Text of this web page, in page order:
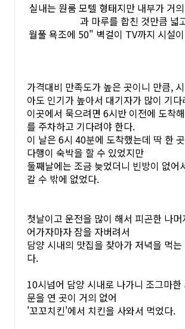
실내는 원룸 모텔 형태지만 내부가 거
과 마루를 합친 것만큼 넓
월풀 욕조에 50" 벽걸이 TV까지 시설
가격대비 만족도가 높은 곳이니 만큼,
아도 인기가 높아서 대기자가 많이 기다
이곳에서 묵으려면 6시반 이전에 도착
를 주차하고 기다려야 한다.
이 날은 6시 40분에 도착했는데 딱 한
다행이 숙박을 할 수 있었지만
둘째날에는 조금 늦었더니 빈방이 없어
갈 수 밖에 없었다.
첫날이고 운전을 많이 해서 피곤한 나
어가자마자 잠을 자버려서
담양 시내의 맛집을 찾아가 저녁을 먹
다.
10시넘어 담양 시내로 나가니 조그마한
문을 연 곳이 거의 없어
'꼬꼬치킨'에서 치킨을 사와서 먹었다.